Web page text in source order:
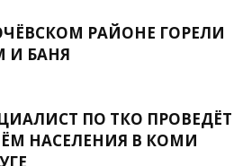
РАЙОНЕ ГОРЕЛИ
И БАНЯ
ПО ТКО ПРОВЕДЁТ
НАСЕЛЕНИЯ В КОМИ